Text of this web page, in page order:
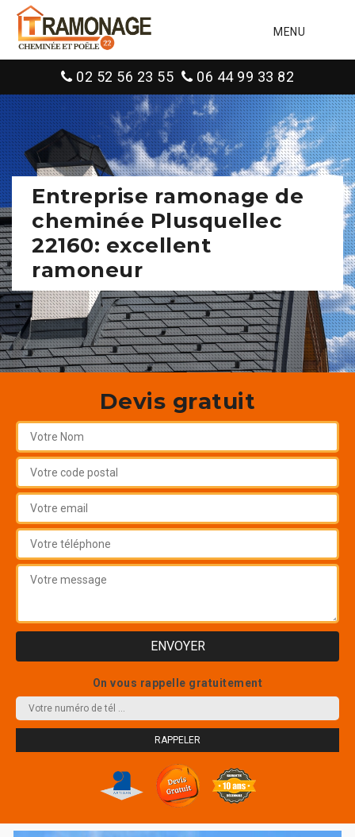
MENU
02 52 56 23 55 06 44 99 33 82
Entreprise ramonage de
cheminée Plusquellec
22160: excellent
ramoneur
Devis gratuit
On vous rappelle gratuitement